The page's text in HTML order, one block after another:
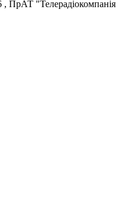
, ПрАТ "Телерадіокомпанія